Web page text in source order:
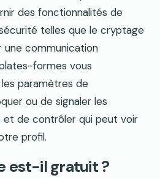
des fonctionnalités de
telles que le cryptage
communication
formes vous
paramètres de
ou de signaler les
et de contrôler qui peut voir
profil.
est-il gratuit ?